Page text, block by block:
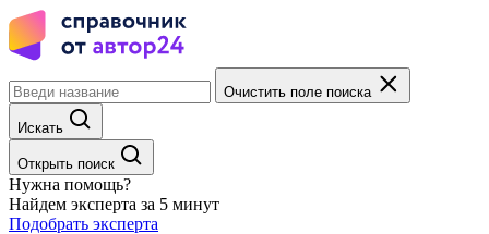
Очистить поле поиска
Искать
Открыть поиск
Нужна помощь?
Найдем эксперта за 5 минут
Подобрать эксперта